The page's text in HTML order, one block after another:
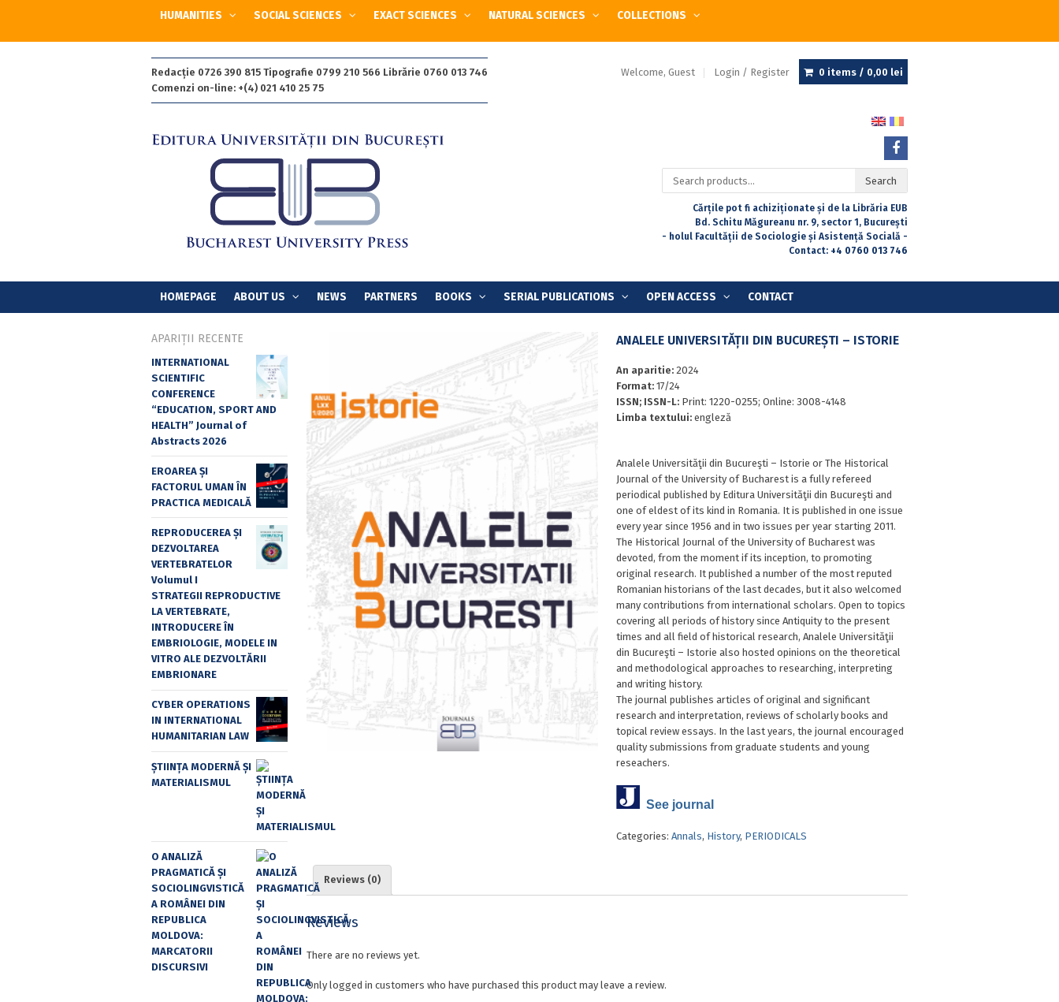
HUMANITIES SOCIAL SCIENCES EXACT SCIENCES NATURAL SCIENCES COLLECTIONS
Redacție 0726 390 815 Tipografie 0799 210 566 Librărie 0760 013 746
Comenzi on-line: +(4) 021 410 25 75
Welcome, Guest Login / Register 0 items / 0,00 lei
Search
for:
Search
Cărțile pot fi achiziționate și de la Librăria EUB
Bd. Schitu Măgureanu nr. 9, sector 1, București
- holul Facultății de Sociologie și Asistență Socială -
Contact: +4 0760 013 746
HOMEPAGE ABOUT US NEWS PARTNERS BOOKS SERIAL PUBLICATIONS OPEN ACCESS CONTACT
ANALELE UNIVERSITĂȚII DIN BUCUREȘTI – ISTORIE
An aparitie: 2024
Format: 17/24
ISSN; ISSN-L: Print: 1220-0255; Online: 3008-4148
Limba textului: engleză
Analele Universităţii din Bucureşti – Istorie or The Historical
Journal of the University of Bucharest is a fully refereed
periodical published by Editura Universităţii din Bucureşti and
one of eldest of its kind in Romania. It is published in one issue
every year since 1956 and in two issues per year starting 2011.
The Historical Journal of the University of Bucharest was
devoted, from the moment if its inception, to promoting
original research. It published a number of the most reputed
Romanian historians of the last decades, but it also welcomed
many contributions from international scholars. Open to topics
covering all periods of history since Antiquity to the present
times and all field of historical research, Analele Universităţii
din Bucureşti – Istorie also hosted opinions on the theoretical
and methodological approaches to researching, interpreting
and writing history.
The journal publishes articles of original and significant
research and interpretation, reviews of scholarly books and
topical review essays. In the last years, the journal encouraged
quality submissions from graduate students and young
reseachers.
See journal
Categories: Annals, History, PERIODICALS
Reviews (0)
Reviews
There are no reviews yet.
Only logged in customers who have purchased this product may leave a review.
APARIȚII RECENTE
INTERNATIONAL
SCIENTIFIC
CONFERENCE
“EDUCATION, SPORT AND
HEALTH” Journal of
Abstracts 2026
EROAREA ȘI
FACTORUL UMAN ÎN
PRACTICA MEDICALĂ
REPRODUCEREA ȘI
DEZVOLTAREA
VERTEBRATELOR
Volumul I
STRATEGII REPRODUCTIVE
LA VERTEBRATE,
INTRODUCERE ÎN
EMBRIOLOGIE, MODELE IN
VITRO ALE DEZVOLTĂRII
EMBRIONARE
CYBER OPERATIONS
IN INTERNATIONAL
HUMANITARIAN LAW
ȘTIINȚA MODERNĂ ȘI
MATERIALISMUL
O ANALIZĂ
PRAGMATICĂ ȘI
SOCIOLINGVISTICĂ
A ROMÂNEI DIN
REPUBLICA
MOLDOVA:
MARCATORII
DISCURSIVI